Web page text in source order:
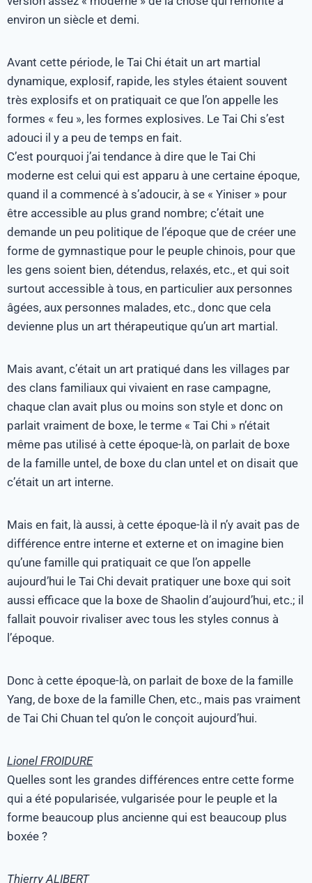
environ un siècle et demi.
Avant cette période, le Tai Chi était un art martial
dynamique, explosif, rapide, les styles étaient souvent
très explosifs et on pratiquait ce que l’on appelle les
formes « feu », les formes explosives. Le Tai Chi s’est
adouci il y a peu de temps en fait.
C’est pourquoi j’ai tendance à dire que le Tai Chi
moderne est celui qui est apparu à une certaine époque,
quand il a commencé à s’adoucir, à se « Yiniser » pour
être accessible au plus grand nombre; c’était une
demande un peu politique de l’époque que de créer une
forme de gymnastique pour le peuple chinois, pour que
les gens soient bien, détendus, relaxés, etc., et qui soit
surtout accessible à tous, en particulier aux personnes
âgées, aux personnes malades, etc., donc que cela
devienne plus un art thérapeutique qu’un art martial.
Mais avant, c’était un art pratiqué dans les villages par
des clans familiaux qui vivaient en rase campagne,
chaque clan avait plus ou moins son style et donc on
parlait vraiment de boxe, le terme « Tai Chi » n’était
même pas utilisé à cette époque-là, on parlait de boxe
de la famille untel, de boxe du clan untel et on disait que
c’était un art interne.
Mais en fait, là aussi, à cette époque-là il n’y avait pas de
différence entre interne et externe et on imagine bien
qu’une famille qui pratiquait ce que l’on appelle
aujourd’hui le Tai Chi devait pratiquer une boxe qui soit
aussi efficace que la boxe de Shaolin d’aujourd’hui, etc.; il
fallait pouvoir rivaliser avec tous les styles connus à
l’époque.
Donc à cette époque-là, on parlait de boxe de la famille
Yang, de boxe de la famille Chen, etc., mais pas vraiment
de Tai Chi Chuan tel qu’on le conçoit aujourd’hui.
Lionel FROIDURE
Quelles sont les grandes différences entre cette forme
qui a été popularisée, vulgarisée pour le peuple et la
forme beaucoup plus ancienne qui est beaucoup plus
boxée ?
Thierry ALIBERT